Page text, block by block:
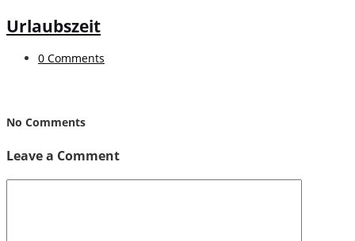
Urlaubszeit
0 Comments
No Comments
Leave a Comment